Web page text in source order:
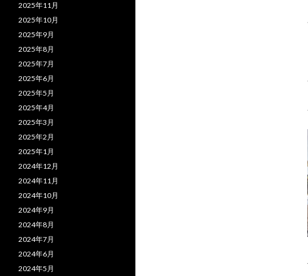
2025年11月
2025年10月
2025年9月
2025年8月
2025年7月
2025年6月
2025年5月
2025年4月
2025年3月
2025年2月
2025年1月
2024年12月
2024年11月
2024年10月
2024年9月
2024年8月
2024年7月
2024年6月
2024年5月